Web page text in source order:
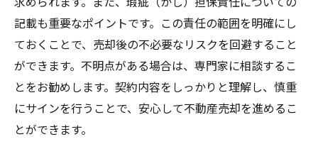
記載も重要なポイントです。この責任の範囲を明確にし
ておくことで、売却後の不必要なリスクを回避すること
ができます。不明点がある場合は、専門家に相談するこ
とをお勧めします。契約内容をしっかりと理解し、慎重
にサインを行うことで、安心して不動産売却を進めるこ
とができます。